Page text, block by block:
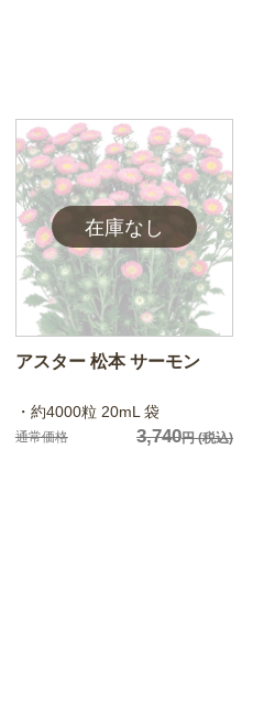
アスター 松本 サーモン
・約4000粒 20mL 袋
通常価格 3,740円(税込)